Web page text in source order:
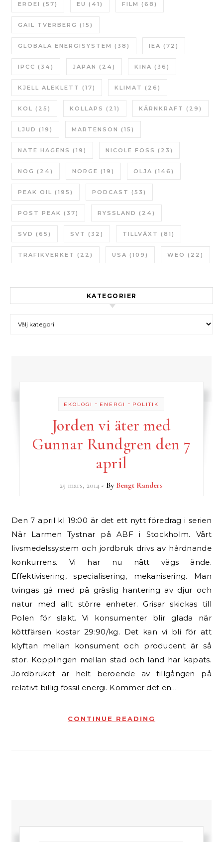
EROEI (57) EU (41) FILM (68)
GAIL TVERBERG (15)
GLOBALA ENERGISYSTEM (38) IEA (72)
IPCC (34) JAPAN (24) KINA (36)
KJELL ALEKLETT (17) KLIMAT (26)
KOL (25) KOLLAPS (21) KÄRNKRAFT (29)
LJUD (19) MARTENSON (15)
NATE HAGENS (19) NICOLE FOSS (23)
NOG (24) NORGE (19) OLJA (146)
PEAK OIL (195) PODCAST (53)
POST PEAK (37) RYSSLAND (24)
SVD (65) SVT (32) TILLVÄXT (81)
TRAFIKVERKET (22) USA (109) WEO (22)
KATEGORIER
EKOLOGI - ENERGI - POLITIK
Jorden vi äter med
Gunnar Rundgren den 7
april
25 mars, 2014 - By Bengt Randers
Den 7 april kl 19:00 är det ett nytt föredrag i serien
När Larmen Tystnar på ABF i Stockholm. Vårt
livsmedelssystem och jordbruk drivs av hårdnande
konkurrens. Vi har nu nått vägs ände.
Effektivisering, specialisering, mekanisering. Man
tvingas gå med på gräslig hantering av djur och
natur med allt större enheter. Grisar skickas till
Polen för slakt. Vi konsumenter blir glada när
köttfärsen kostar 29:90/kg. Det kan vi bli för att
klyftan mellan konsument och producent är så
stor. Kopplingen mellan stad och land har kapats.
Jordbruket är helt beroende av tillgången på
relativt billig fossil energi. Kommer det en…
CONTINUE READING